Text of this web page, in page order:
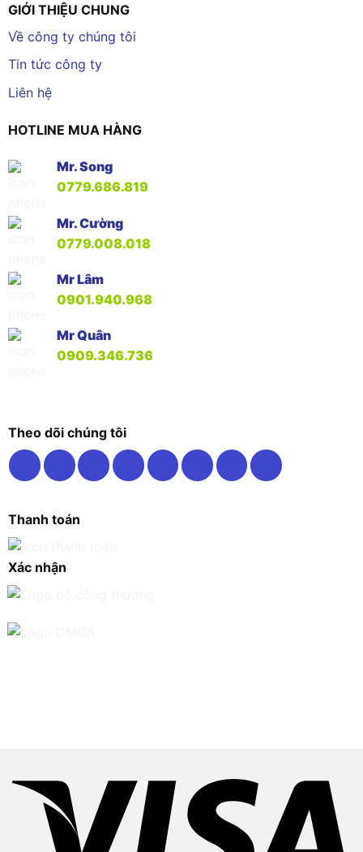
GIỚI THIỆU CHUNG
Về công ty chúng tôi
Tin tức công ty
Liên hệ
HOTLINE MUA HÀNG
Mr. Song
0779.686.819
Mr. Cường
0779.008.018
Mr Lâm
0901.940.968
Mr Quân
0909.346.736
Theo dõi chúng tôi
Thanh toán
Xác nhận